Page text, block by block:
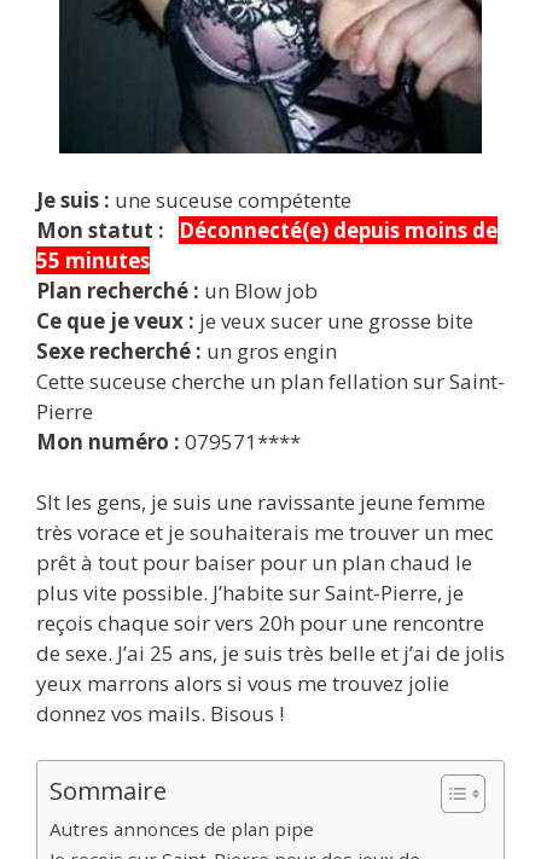
Je suis : une suceuse compétente
Mon statut :
Déconnecté(e) depuis moins de
55 minutes
Plan recherché : un Blow job
Ce que je veux : je veux sucer une grosse bite
Sexe recherché : un gros engin
Cette suceuse cherche un plan fellation sur Saint-
Pierre
Mon numéro : 079571****
Slt les gens, je suis une ravissante jeune femme
très vorace et je souhaiterais me trouver un mec
prêt à tout pour baiser pour un plan chaud le
plus vite possible. J’habite sur Saint-Pierre, je
reçois chaque soir vers 20h pour une rencontre
de sexe. J’ai 25 ans, je suis très belle et j’ai de jolis
yeux marrons alors si vous me trouvez jolie
donnez vos mails. Bisous !
Sommaire
Autres annonces de plan pipe